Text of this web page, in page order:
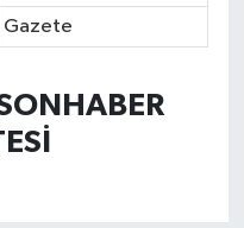
Gazete